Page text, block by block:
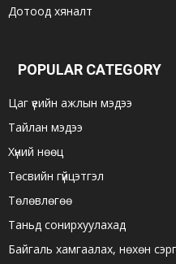
Дотоод хяналт
POPULAR CATEGORY
Цаг үеийн ажлын мэдээ
Тайлан мэдээ
Хүний нөөц
Төсвийн гүйцэтгэл
Төлөвлөгөө
Таньд сонирхуулахад
Байгаль хамгаалах, нөхөн